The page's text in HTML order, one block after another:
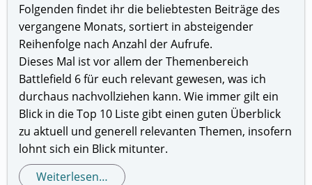
Folgenden findet ihr die beliebtesten Beiträge des
vergangene Monats, sortiert in absteigender
Reihenfolge nach Anzahl der Aufrufe.
Dieses Mal ist vor allem der Themenbereich
Battlefield 6 für euch relevant gewesen, was ich
durchaus nachvollziehen kann. Wie immer gilt ein
Blick in die Top 10 Liste gibt einen guten Überblick
zu aktuell und generell relevanten Themen, insofern
lohnt sich ein Blick mitunter.
Weiterlesen…